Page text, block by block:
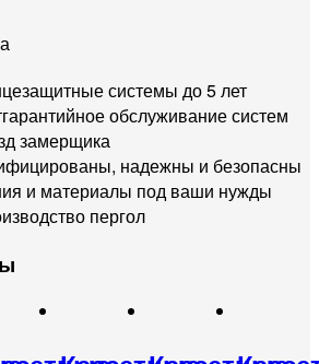
системы до 5 лет
обслуживание систем
замерщика
надежны и безопасны
и материалы под ваши нужды
пергол